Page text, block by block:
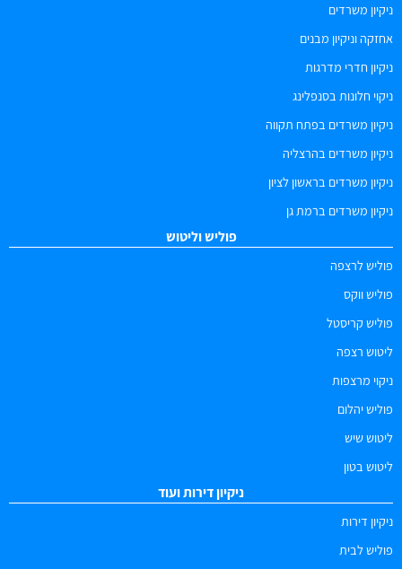
ניקיון משרדים
אחזקה וניקיון מבנים
ניקיון חדרי מדרגות
ניקוי חלונות בסנפלינג
ניקיון משרדים בפתח תקווה
ניקיון משרדים בהרצליה
ניקיון משרדים בראשון לציון
ניקיון משרדים ברמת גן
פוליש וליטוש
פוליש לרצפה
פוליש ווקס
פוליש קריסטל
ליטוש רצפה
ניקוי מרצפות
פוליש יהלום
ליטוש שיש
ליטוש בטון
ניקיון דירות ועוד
ניקיון דירות
פוליש לבית